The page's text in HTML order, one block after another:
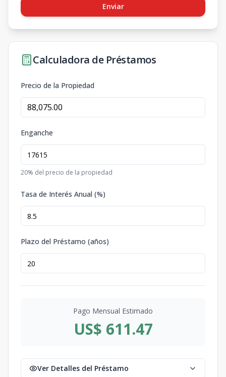
Enviar
Calculadora de Préstamos
Precio de la Propiedad
Enganche
20% del precio de la propiedad
Tasa de Interés Anual (%)
Plazo del Préstamo (años)
Pago Mensual Estimado
US$ 611.47
Ver Detalles del Préstamo